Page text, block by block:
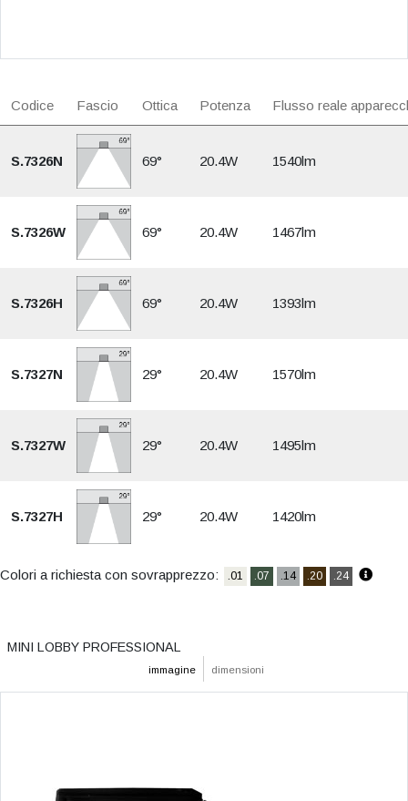
Codice Fascio Ottica Potenza Flusso reale
S.7326N 69° 20.4W 1540lm
S.7326W 69° 20.4W 1467lm
S.7326H 69° 20.4W 1393lm
S.7327N 29° 20.4W 1570lm
S.7327W 29° 20.4W 1495lm
S.7327H 29° 20.4W 1420lm
Colori a richiesta con sovrapprezzo: .01 .07 .14 .20 .24
immagine dimensioni
MINI LOBBY PROFESSIONAL